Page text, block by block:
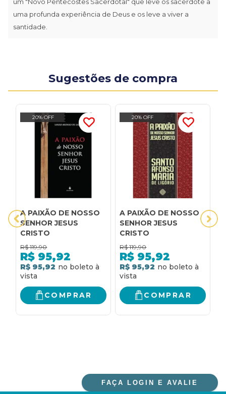
uma profunda experiência de Deus e os leve a viver a
santidade.
Sugestões de compra
20% OFF
A PAIXÃO DE NOSSO
SENHOR JESUS
CRISTO
R$ 119,90
R$ 95,92
R$ 95,92
COMPRAR
20% OFF
A PAIXÃO DE NOSSO
SENHOR JESUS
CRISTO
R$ 119,90
R$ 95,92
R$ 95,92
COMPRAR
FAÇA LOGIN E AVALIE